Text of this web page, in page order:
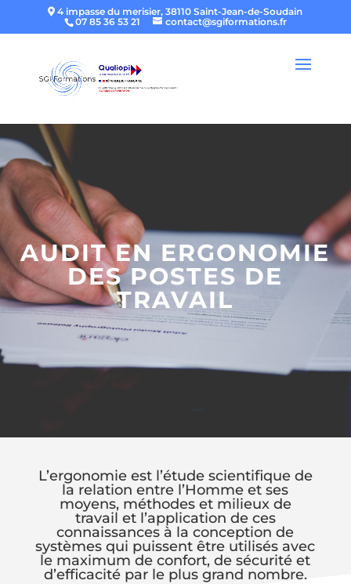
4 impasse du merisier, 38110 Saint-Jean-de-Soudain
07 85 36 53 21
contact@sgiformations.fr
AUDIT EN ERGONOMIE
DES POSTES DE
TRAVAIL
L’ergonomie est l’étude scientifique de
la relation entre l’Homme et ses
moyens, méthodes et milieux de
travail et l’application de ces
connaissances à la conception de
systèmes qui puissent être utilisés avec
le maximum de confort, de sécurité et
d’efficacité par le plus grand nombre.